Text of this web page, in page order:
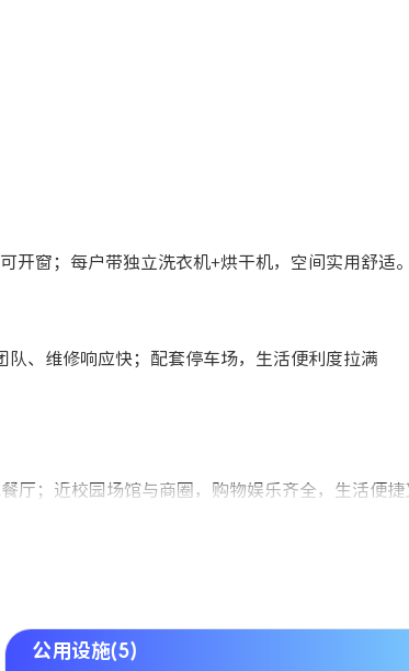
窗；每户带独立洗衣机+烘干机，空间实用舒适。
、维修响应快；配套停车场，生活便利度拉满
厅；近校园场馆与商圈，购物娱乐齐全，生活便捷
公用设施(5)